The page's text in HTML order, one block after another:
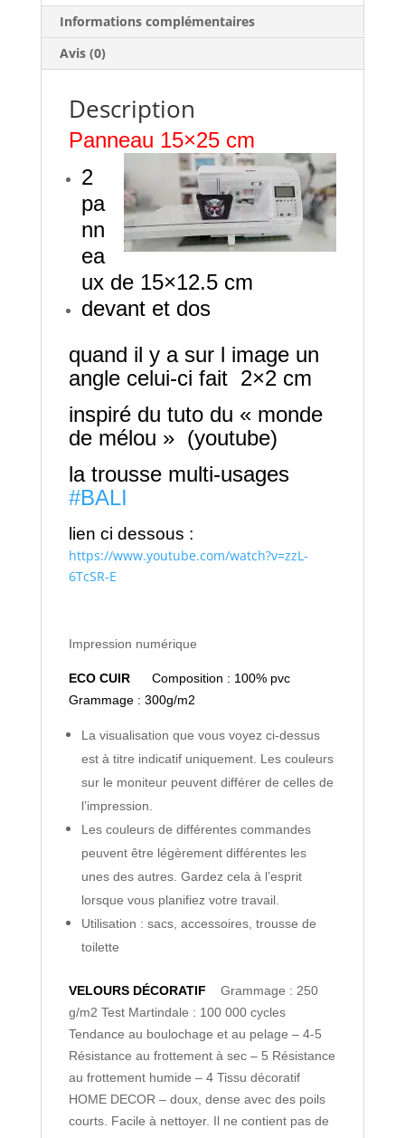
Informations complémentaires
Avis (0)
Description
Panneau 15×25 cm
2
pa
nn
ea
ux de 15×12.5 cm
devant et dos
quand il y a sur l image un
angle celui-ci fait 2×2 cm
inspiré du tuto du « monde
de mélou » (youtube)
la trousse multi-usages
#BALI
lien ci dessous :
https://www.youtube.com/watch?v=zzL-
6TcSR-E
Impression numérique
ECO CUIR Composition : 100% pvc
Grammage : 300g/m2
La visualisation que vous voyez ci-dessus
est à titre indicatif uniquement. Les couleurs
sur le moniteur peuvent différer de celles de
l’impression.
Les couleurs de différentes commandes
peuvent être légèrement différentes les
unes des autres. Gardez cela à l’esprit
lorsque vous planifiez votre travail.
Utilisation : sacs, accessoires, trousse de
toilette
VELOURS DÉCORATIF
Grammage : 250
g/m2 Test Martindale : 100 000 cycles
Tendance au boulochage et au pelage – 4-5
Résistance au frottement à sec – 5 Résistance
au frottement humide – 4 Tissu décoratif
HOME DECOR – doux, dense avec des poils
courts. Facile à nettoyer. Il ne contient pas de